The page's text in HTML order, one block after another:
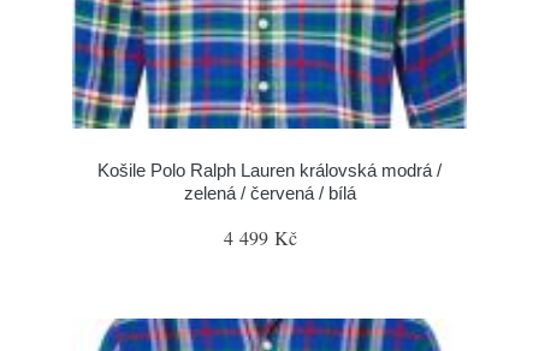
Košile Polo Ralph Lauren královská modrá /
zelená / červená / bílá
4 499 Kč